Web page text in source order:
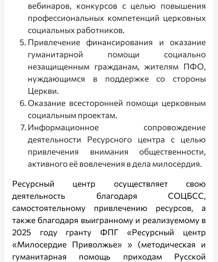
вебинаров, конкурсов с целью повышения
профессиональных компетенций церковных
социальных работников.
Привлечение финансирования и оказание
гуманитарной помощи социально
незащищенным гражданам, жителям ПФО,
нуждающимся в поддержке со стороны
Церкви.
Оказание всесторонней помощи церковным
социальным проектам.
Информационное сопровождение
деятельности Ресурсного центра с целью
привлечения внимания общественности,
активного её вовлечения в дела милосердия.
Ресурсный центр осуществляет свою
деятельность благодаря СОЦБСС,
самостоятельному привлечению ресурсов, а
также благодаря выигранному и реализуемому в
2025 году гранту ФПГ «Ресурсный центр
«Милосердие Приволжье» » (методическая и
гуманитарная помощь приходам Русской